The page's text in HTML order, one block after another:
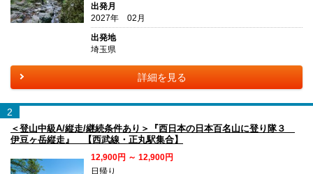
出発月
2027年 02月
出発地
埼玉県
詳細を見る
2
＜登山中級A/縦走/継続条件あり＞『西日本の日本百名山に登り隊３
伊豆ヶ岳縦走』 【西武線・正丸駅集合】
12,900円 ～ 12,900円
日帰り